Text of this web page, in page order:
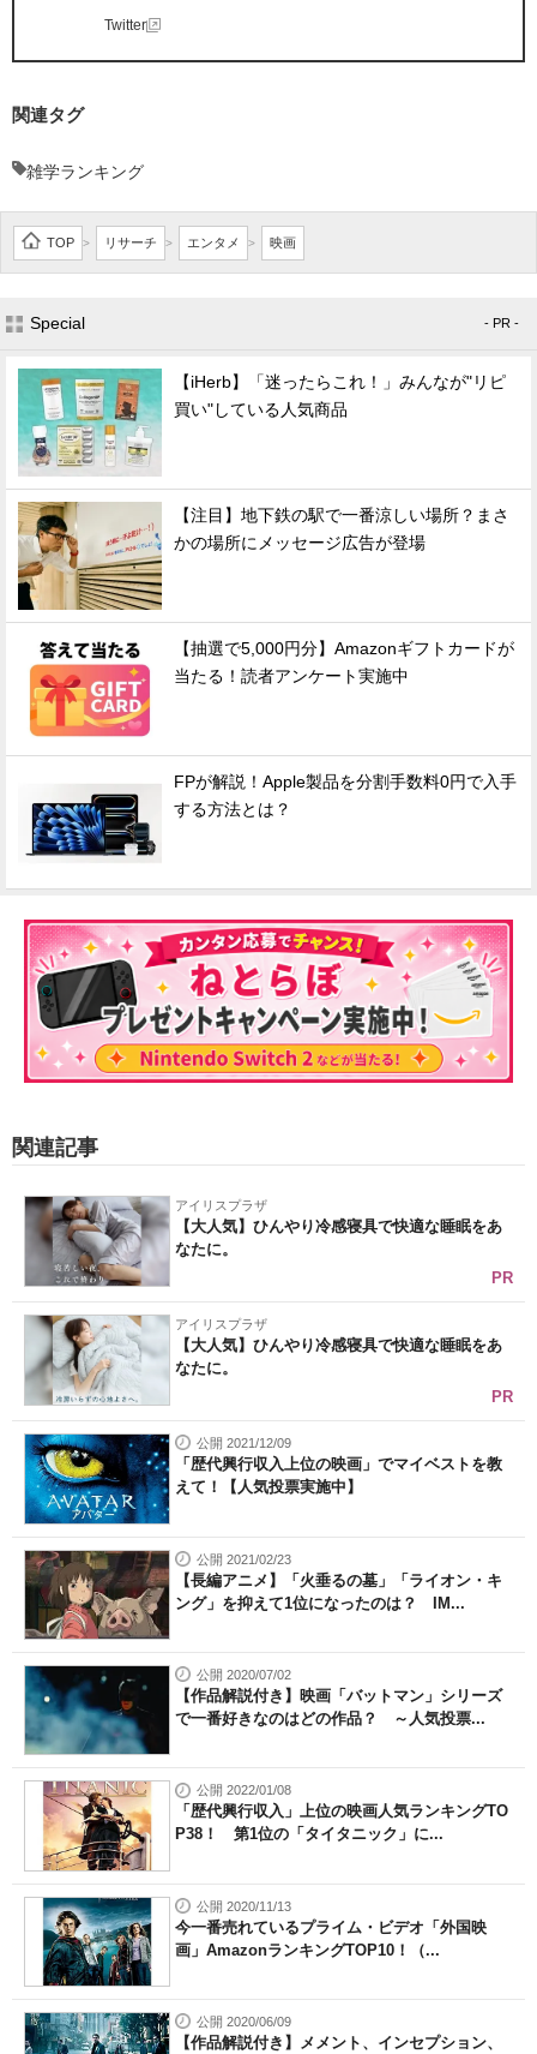
Twitter
関連タグ
雑学ランキング
TOP > リサーチ > エンタメ > 映画
Special - PR -
【iHerb】「迷ったらこれ！」みんなが"リピ
買い"している人気商品
【注目】地下鉄の駅で一番涼しい場所？まさ
かの場所にメッセージ広告が登場
【抽選で5,000円分】Amazonギフトカードが
当たる！読者アンケート実施中
FPが解説！Apple製品を分割手数料0円で入手
する方法とは？
関連記事
アイリスプラザ
【大人気】ひんやり冷感寝具で快適な睡眠をあ
なたに。
PR
アイリスプラザ
【大人気】ひんやり冷感寝具で快適な睡眠をあ
なたに。
PR
公開 2021/12/09
「歴代興行収入上位の映画」でマイベストを教
えて！【人気投票実施中】
公開 2021/02/23
【長編アニメ】「火垂るの墓」「ライオン・キ
ング」を抑えて1位になったのは？ IM...
公開 2020/07/02
【作品解説付き】映画「バットマン」シリーズ
で一番好きなのはどの作品？ ～人気投票...
公開 2022/01/08
「歴代興行収入」上位の映画人気ランキングTO
P38！ 第1位の「タイタニック」に...
公開 2020/11/13
今一番売れているプライム・ビデオ「外国映
画」AmazonランキングTOP10！（...
公開 2020/06/09
【作品解説付き】メメント、インセプション、